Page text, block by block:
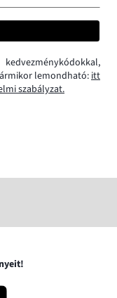
lemondható:itt
szabályzat.